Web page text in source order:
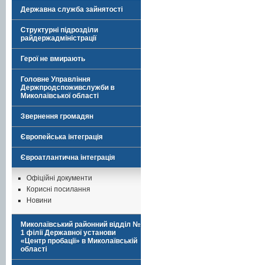
Державна служба зайнятості
Структурні підрозділи
райдержадміністрації
Герої не вмирають
Головне Управління
Держпродспоживслужби в
Миколаївської області
Звернення громадян
Європейська інтеграція
Євроатлантична інтеграція
Офіційні документи
Корисні посилання
Новини
Миколаївський районний відділ №
1 філії Державної установи
«Центр пробації» в Миколаївській
області